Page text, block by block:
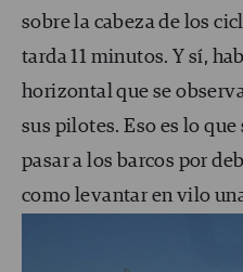
sobre la cabeza de los
tarda 11 minutos. Y sí,
horizontal que se
sus pilotes. Eso es lo
pasar a los barcos por
como levantar en vilo